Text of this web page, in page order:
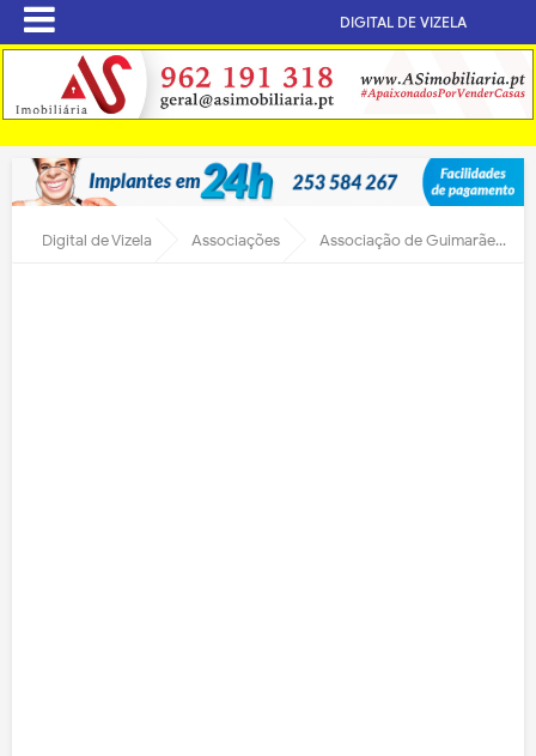
DIGITAL DE VIZELA
Digital de Vizela Associações Associação de Guimarães faz trilho de S. Bento